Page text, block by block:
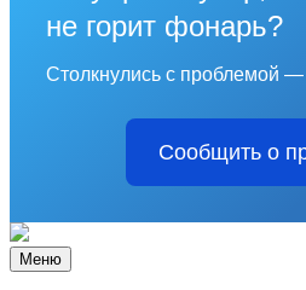
не горит фонарь?
Столкнулись с проблемой
Сообщить о
Меню